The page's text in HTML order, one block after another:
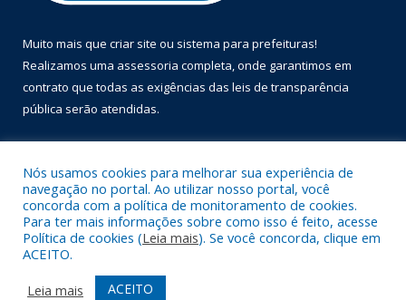
Muito mais que criar site ou sistema para prefeituras!
Realizamos uma assessoria completa, onde garantimos em
contrato que todas as exigências das leis de transparência
pública serão atendidas.
Todos os direitos reservados a Prefeitura Municipal de Óbidos.
Mapa do Site
Acessar Área Administrativa
Nós usamos cookies para melhorar sua experiência de
navegação no portal. Ao utilizar nosso portal, você
concorda com a política de monitoramento de cookies.
Para ter mais informações sobre como isso é feito, acesse
Política de cookies (Leia mais). Se você concorda, clique em
ACEITO.
Leia mais
ACEITO